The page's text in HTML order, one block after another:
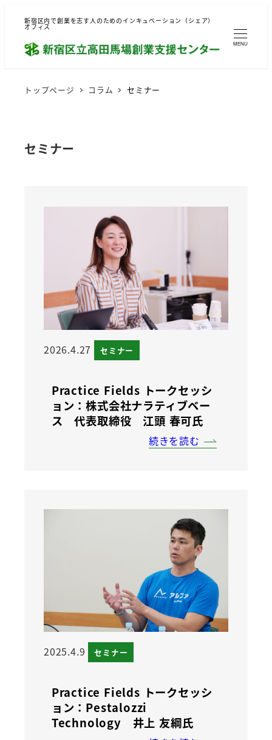
新宿区内で創業を志す人のためのインキュベーション（シェア）
オフィス
MENU
トップページ コラム セミナー
セミナー
2026.4.27 セミナー
Practice Fields トークセッシ
ョン：株式会社ナラティブベー
ス 代表取締役 江頭 春可氏
続きを読む
2025.4.9 セミナー
Practice Fields トークセッシ
ョン：Pestalozzi
Technology 井上 友綱氏